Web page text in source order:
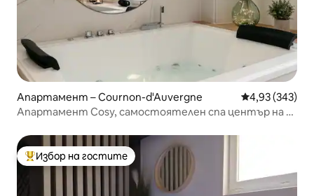
Апартамент – Cournon-d'Auvergne Средна
4,93 (343)
Апартамент Cosy, самостоятелен спа център на 5
Най-популярен избор на гостите
Избор на гостите